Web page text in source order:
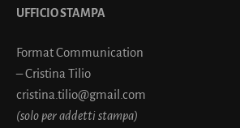
UFFICIO STAMPA
Format Communication
– Cristina Tilio
cristina.tilio@gmail.com
(solo per addetti stampa)